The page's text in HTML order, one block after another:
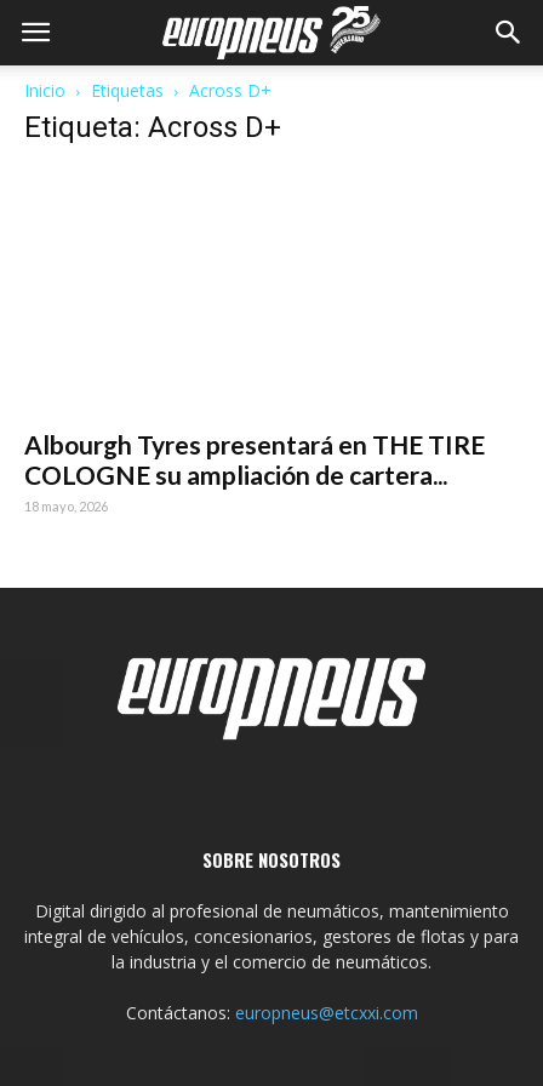
Inicio Etiquetas Across D+
Etiqueta: Across D+
Albourgh Tyres presentará en THE TIRE
COLOGNE su ampliación de cartera...
18 mayo, 2026
SOBRE NOSOTROS
Digital dirigido al profesional de neumáticos, mantenimiento
integral de vehículos, concesionarios, gestores de flotas y para
la industria y el comercio de neumáticos.
Contáctanos: europneus@etcxxi.com